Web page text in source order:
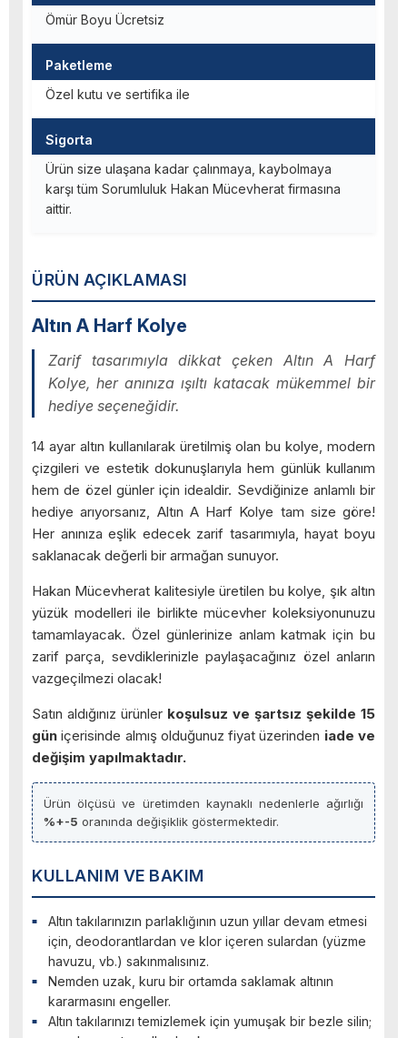
ÜRÜN AÇIKLAMASI
Altın A Harf Kolye
Zarif tasarımıyla dikkat çeken Altın A Harf
Kolye, her anınıza ışıltı katacak mükemmel bir
hediye seçeneğidir.
14 ayar altın kullanılarak üretilmiş olan bu kolye, modern
çizgileri ve estetik dokunuşlarıyla hem günlük kullanım
hem de özel günler için idealdir. Sevdiğinize anlamlı bir
hediye arıyorsanız, Altın A Harf Kolye tam size göre!
Her anınıza eşlik edecek zarif tasarımıyla, hayat boyu
saklanacak değerli bir armağan sunuyor.
Hakan Mücevherat kalitesiyle üretilen bu kolye, şık altın
yüzük modelleri ile birlikte mücevher koleksiyonunuzu
tamamlayacak. Özel günlerinize anlam katmak için bu
zarif parça, sevdiklerinizle paylaşacağınız özel anların
vazgeçilmezi olacak!
Satın aldığınız ürünler koşulsuz ve şartsız şekilde 15
gün içerisinde almış olduğunuz fiyat üzerinden iade ve
değişim yapılmaktadır.
Ürün ölçüsü ve üretimden kaynaklı nedenlerle ağırlığı
%+-5 oranında değişiklik göstermektedir.
Ömür Boyu Ücretsiz
Paketleme
Özel kutu ve sertifika ile
Sigorta
Ürün size ulaşana kadar çalınmaya, kaybolmaya
karşı tüm Sorumluluk Hakan Mücevherat firmasına
aittir.
KULLANIM VE BAKIM
Altın takılarınızın parlaklığının uzun yıllar devam etmesi
için, deodorantlardan ve klor içeren sulardan (yüzme
havuzu, vb.) sakınmalısınız.
Nemden uzak, kuru bir ortamda saklamak altının
kararmasını engeller.
Altın takılarınızı temizlemek için yumuşak bir bezle silin;